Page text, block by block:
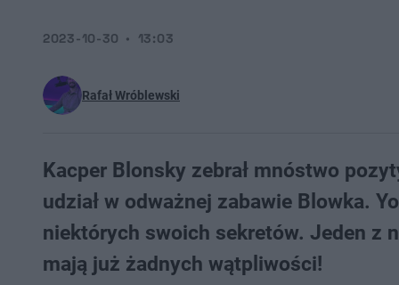
Rafał Wróblewski
2023-10-30 13:03
Kacper Blonsky zebrał mnóstwo
udział w odważnej zabawie Blowka.
niektórych swoich sekretów. Jeden z
mają już żadnych wątpliwości!